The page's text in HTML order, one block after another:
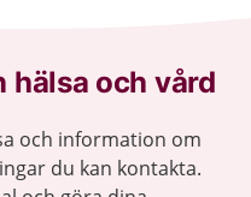
hälsa och vård
och information om
du kan kontakta.